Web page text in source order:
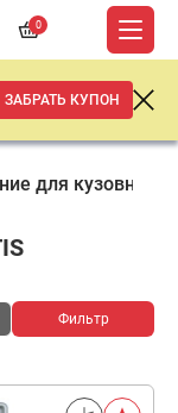
0
ЗАБРАТЬ КУПОН
для кузовного
Фильтр